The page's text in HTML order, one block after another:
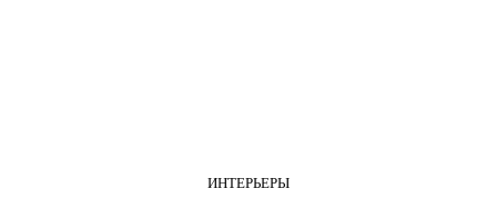
ИНТЕРЬЕРЫ